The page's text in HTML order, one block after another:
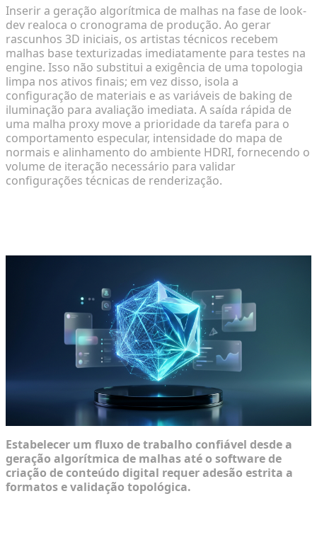
Inserir a geração algorítmica de malhas na fase de look-
dev realoca o cronograma de produção. Ao gerar
rascunhos 3D iniciais, os artistas técnicos recebem
malhas base texturizadas imediatamente para testes na
engine. Isso não substitui a exigência de uma topologia
limpa nos ativos finais; em vez disso, isola a
configuração de materiais e as variáveis de baking de
iluminação para avaliação imediata. A saída rápida de
uma malha proxy move a prioridade da tarefa para o
comportamento especular, intensidade do mapa de
normais e alinhamento do ambiente HDRI, fornecendo o
volume de iteração necessário para validar
configurações técnicas de renderização.
Estabelecer um fluxo de trabalho confiável desde a
geração algorítmica de malhas até o software de
criação de conteúdo digital requer adesão estrita a
formatos e validação topológica.